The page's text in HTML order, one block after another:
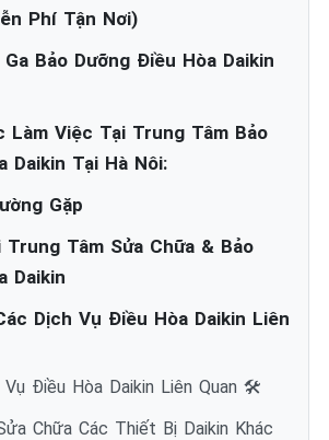
Phí Tận Nơi)
Bảo Dưỡng Điều Hòa Daikin
Làm Việc Tại Trung Tâm Bảo
Daikin Tại Hà Nôi:
Gặp
Tâm Sửa Chữa & Bảo
Daikin
Dịch Vụ Điều Hòa Daikin Liên
Vụ Điều Hòa Daikin Liên Quan 🛠️
Chữa Các Thiết Bị Daikin Khác